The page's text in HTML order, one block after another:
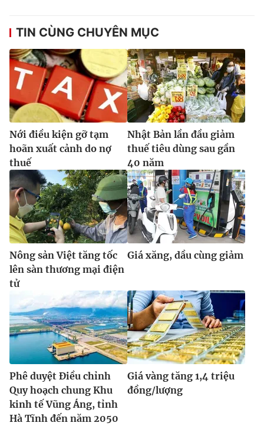
TIN CÙNG CHUYÊN MỤC
Nới điều kiện gỡ tạm
hoãn xuất cảnh do nợ
thuế
Nhật Bản lần đầu giảm
thuế tiêu dùng sau gần
40 năm
Nông sản Việt tăng tốc
lên sàn thương mại điện
tử
Giá xăng, dầu cùng giảm
Phê duyệt Điều chỉnh
Quy hoạch chung Khu
kinh tế Vũng Áng, tỉnh
Hà Tĩnh đến năm 2050
Giá vàng tăng 1,4 triệu
đồng/lượng